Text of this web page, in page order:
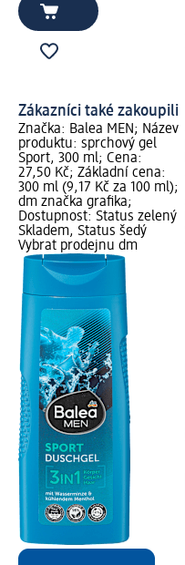
Zákazníci také zakoupili
Značka: Balea MEN; Název
produktu: sprchový gel
Sport, 300 ml; Cena:
27,50 Kč; Základní cena:
300 ml (9,17 Kč za 100 ml);
dm značka grafika;
Dostupnost: Status zelený
Skladem, Status šedý
Vybrat prodejnu dm